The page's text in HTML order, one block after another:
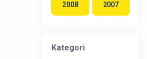
2008 2007
Kategori